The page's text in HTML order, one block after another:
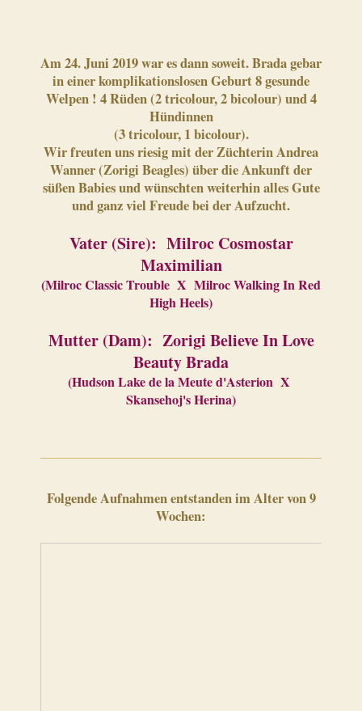
Am 24. Juni 2019 war es dann soweit. Brada gebar
in einer komplikationslosen Geburt 8 gesunde
Welpen ! 4 Rüden (2 tricolour, 2 bicolour) und 4
Hündinnen
(3 tricolour, 1 bicolour).
Wir freuten uns riesig mit der Züchterin Andrea
Wanner (Zorigi Beagles) über die Ankunft der
süßen Babies und wünschten weiterhin alles Gute
und ganz viel Freude bei der Aufzucht.
Vater (Sire): Milroc Cosmostar
Maximilian
(Milroc Classic Trouble X Milroc Walking In Red
High Heels)
Mutter (Dam): Zorigi Believe In Love
Beauty Brada
(Hudson Lake de la Meute d'Asterion X
Skansehoj's Herina)
Folgende Aufnahmen entstanden im Alter von 9
Wochen: